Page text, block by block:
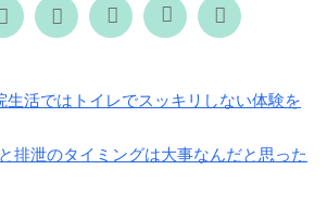
生活ではトイレでスッキリしない体験を
排泄のタイミングは大事なんだと思った